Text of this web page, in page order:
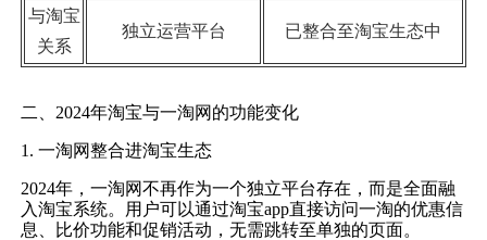
与淘宝
关系
独立运营平台 已整合至淘宝生态中
二、2024年淘宝与一淘网的功能变化
1. 一淘网整合进淘宝生态
2024年，一淘网不再作为一个独立平台存在，而是全面融
入淘宝系统。用户可以通过淘宝app直接访问一淘的优惠信
息、比价功能和促销活动，无需跳转至单独的页面。